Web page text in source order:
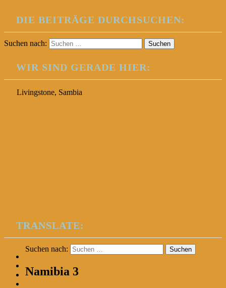
DIE BEITRÄGE DURCHSUCHEN:
Suchen nach:
WIR SIND GERADE HIER:
Livingstone, Sambia
TRANSLATE:
Suchen nach:
Namibia 3